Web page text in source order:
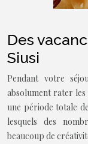
Des
Siusi
Pendant votre
absolument rater
une période totale
lesquels des
beaucoup de